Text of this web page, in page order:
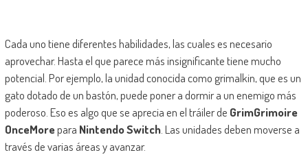
Cada uno tiene diferentes habilidades, las cuales es necesario
aprovechar. Hasta el que parece más insignificante tiene mucho
potencial. Por ejemplo, la unidad conocida como grimalkin, que es un
gato dotado de un bastón, puede poner a dormir a un enemigo más
poderoso. Eso es algo que se aprecia en el tráiler de GrimGrimoire
OnceMorepara Nintendo Switch. Las unidades deben moverse a
través de varias áreas y avanzar.